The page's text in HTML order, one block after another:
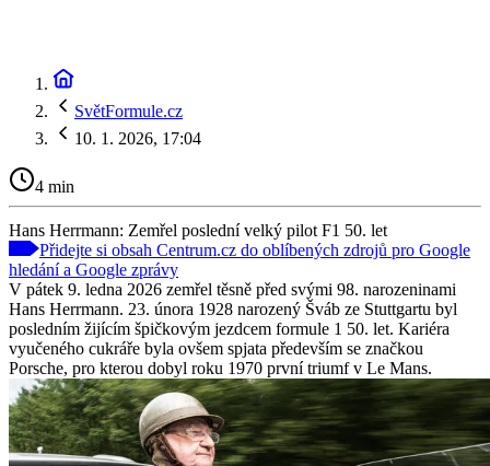
SvětFormule.cz
10. 1. 2026, 17:04
4 min
Hans Herrmann: Zemřel poslední velký pilot F1 50. let
Přidejte si obsah Centrum.cz do oblíbených zdrojů pro Google
hledání a Google zprávy
V pátek 9. ledna 2026 zemřel těsně před svými 98. narozeninami
Hans Herrmann. 23. února 1928 narozený Šváb ze Stuttgartu byl
posledním žijícím špičkovým jezdcem formule 1 50. let. Kariéra
vyučeného cukráře byla ovšem spjata především se značkou
Porsche, pro kterou dobyl roku 1970 první triumf v Le Mans.